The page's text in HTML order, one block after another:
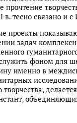
прочтение
в. тесно связано и
проекты
задач
фоном для
именно в